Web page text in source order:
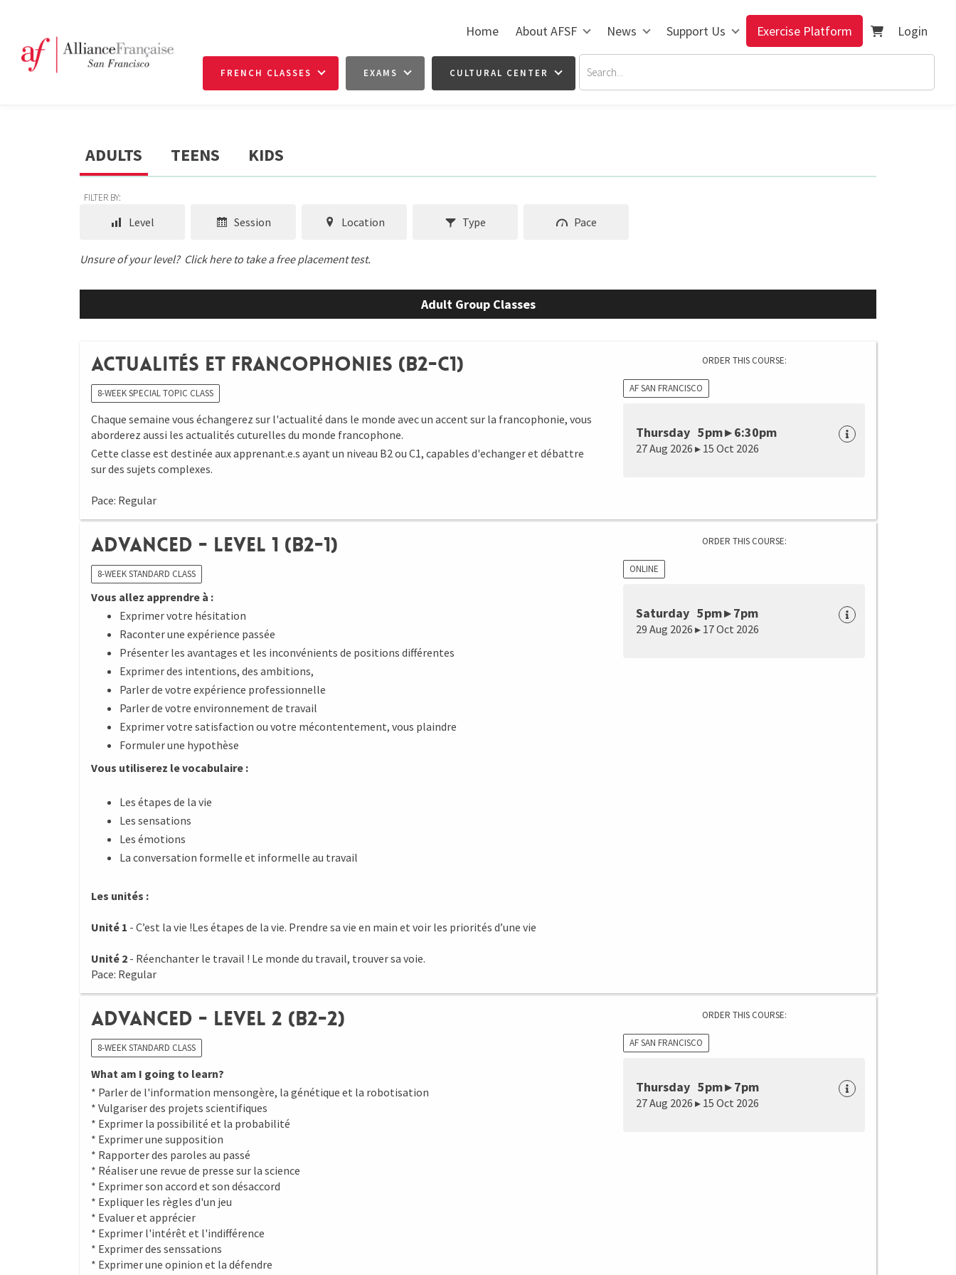
Home About AFSF News Support Us Exercise Platform Login
FRENCH CLASSES EXAMS CULTURAL CENTER
ADULTS TEENS KIDS
FILTER BY:
Level Session Location Type Pace
Unsure of your level? Click here to take a free placement test.
Adult Group Classes
Actualités et Francophonies (B2-C1)
8-WEEK SPECIAL TOPIC CLASS
Chaque semaine vous échangerez sur l'actualité dans le monde avec un accent sur la francophonie, vous
aborderez aussi les actualités cuturelles du monde francophone.
Cette classe est destinée aux apprenant.e.s ayant un niveau B2 ou C1, capables d'echanger et débattre
sur des sujets complexes.
Pace: Regular
ORDER THIS COURSE:
AF SAN FRANCISCO
Thursday 5pm ▸ 6:30pm
27 Aug 2026 ▸ 15 Oct 2026
Advanced - Level 1 (B2-1)
8-WEEK STANDARD CLASS
Vous allez apprendre à :
Exprimer votre hésitation
Raconter une expérience passée
Présenter les avantages et les inconvénients de positions différentes
Exprimer des intentions, des ambitions,
Parler de votre expérience professionnelle
Parler de votre environnement de travail
Exprimer votre satisfaction ou votre mécontentement, vous plaindre
Formuler une hypothèse
Vous utiliserez le vocabulaire :
Les étapes de la vie
Les sensations
Les émotions
La conversation formelle et informelle au travail
Les unités :
Unité 1 - C’est la vie !Les étapes de la vie. Prendre sa vie en main et voir les priorités d’une vie
Unité 2 - Réenchanter le travail ! Le monde du travail, trouver sa voie.
Pace: Regular
ORDER THIS COURSE:
ONLINE
Saturday 5pm ▸ 7pm
29 Aug 2026 ▸ 17 Oct 2026
Advanced - Level 2 (B2-2)
8-WEEK STANDARD CLASS
What am I going to learn?
* Parler de l'information mensongère, la génétique et la robotisation
* Vulgariser des projets scientifiques
* Exprimer la possibilité et la probabilité
* Exprimer une supposition
* Rapporter des paroles au passé
* Réaliser une revue de presse sur la science
* Exprimer son accord et son désaccord
* Expliquer les règles d'un jeu
* Evaluer et apprécier
* Exprimer l'intérêt et l'indifférence
* Exprimer des senssations
* Exprimer une opinion et la défendre
ORDER THIS COURSE:
AF SAN FRANCISCO
Thursday 5pm ▸ 7pm
27 Aug 2026 ▸ 15 Oct 2026